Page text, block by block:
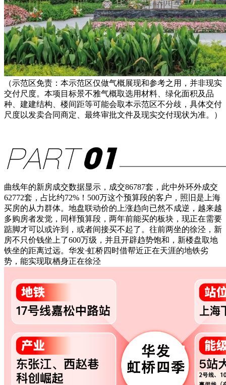
（示范区免责：本示范区仅做气概展现和参考之用，并非现实
交付尺度。本项目标景不雅气概取选用材料、绿化面积及品
种、建建结构、楼间距等可能会取本示范区不分歧，具体交付
尺度以发卖合同商定、最终审批文件及现实交付现状为准。）
曲线年的新房成交数据显示，成交86787套，此中外环外成交
62772套，占比约72%！500万这个预算段的客户，照旧是上海
买房的从力群体。地盘联动价的上涨趋向已然不成逆，越来越
多购房者发觉，同样预算段，两年前能买的板块，现正在需要
踮脚才可以或许到，或者间接买不起了。往前两坐的徐泾，新
房不只价钱坐上了600万级，并且开辟趋势饱和，新楼盘取地
铁坐的距离过远。华发·虹桥四时借帮近正在天涯的地铁劣
势，能实现取栖身正在徐泾